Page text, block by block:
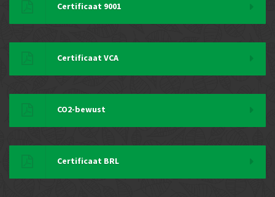
Certificaat 9001
Certificaat VCA
CO2-bewust
Certificaat BRL